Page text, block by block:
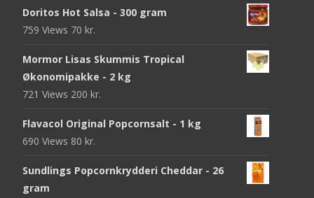
Doritos Hot Salsa - 300 gram
759 Views 70 kr.
Mormor Lisas Skummis Tropical
Økonomipakke - 2 kg
721 Views 200 kr.
Flavacol Original Popcornsalt - 1 kg
690 Views 80 kr.
Sundlings Popcornkrydderi Cheddar - 26
gram